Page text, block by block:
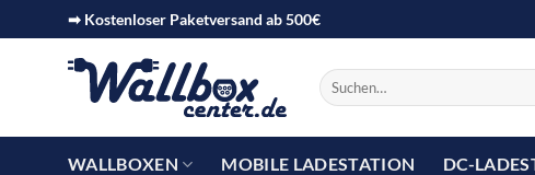
➡ Kostenloser Paketversand ab 500€
WALLBOXEN MOBILE LADESTATION DC-